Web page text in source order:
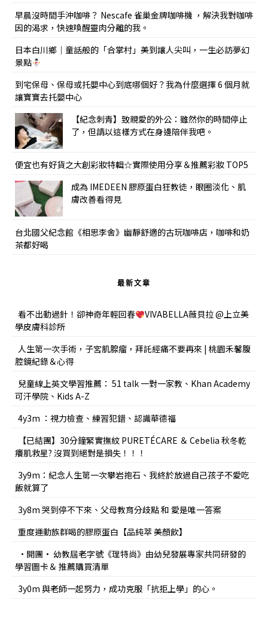
早晨沒時間手沖咖啡？ Nescafe 雀巢金牌咖啡機 ，解決我對咖啡
因的渴求，快速喚醒靈肉分離的我。
日本白川鄉｜童話般的「合掌村」美到讓人尖叫，一生必訪夢幻
景點
到宅保母、保母或托嬰中心到底哪個好？我為什麼選擇 6 個月就
讓寶寶去托嬰中心
【紀念刺青】致親愛的外公：雖然你的時間停止
了，但請以這樣方式在身邊陪伴我吧。
便宜也有好貨之大創彩妝特輯☆實際使用分享＆推薦彩妝 TOP5
成為 IMEDEEN 膠原蛋白狂教徒，眼圈淡化、肌
膚改善看得見
台北國父紀念館《相思李舍》幽靜舒適的古玩咖啡店，咖啡和奶
茶都好喝
最新文章
看不出動過針！卻神奇年輕回春
VIVABELLA薇貝拉 @上立美
學皮膚科診所
人生第一次手術，子宮肌腺瘤，拜託經痛不要再來 | 桃園禾馨腹
腔鏡紀錄＆心得
兒童線上英文學習推薦： 51 talk 一對一家教、Khan Academy
可汗學院、Kids A-Z
4y3m ：視力檢查、練習犯錯、認識華德福
【已結團】30分鐘緊實撫紋 PURETÉCARE ＆ Cebelia 秋冬乾
癢肌救星? 沒買到絕對是損失！！！
3y9m：紀念人生第一次攀岩抱石、我終於放過自己孩子不愛吃
飯就算了
3y8m 哭到停不下來、父母教育分歧點 和 愛是唯一答案
重度運動族群喝的膠原蛋白【品純萃 美顏飲】
•開團• 幼教屆老字號《理特尚》由幼兒發展專家共同研發的
學習圖卡＆ 推薦購買清單
3y0m 與老師一起努力，成功克服「抗拒上學」的心。